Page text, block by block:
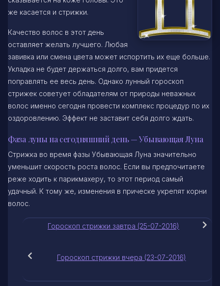
же касается и стрижки.
Качество волос в этот день
оставляет желать лучшего. Любая
завивка или смена цвета может испортить их еще больше.
Укладка не будет держаться долго, вам придется
поправлять ее весь день. Однако лунный гороскоп
стрижек советует обладателям от природы неважных
волос именно сегодня провести комплекс процедур по их
оздоровлению. Эффект не заставит себя долго ждать.
Фаза луны на сегодняшний день — Убывающая Луна
Стрижка во время фазы Убывающая Луна значительно
уменьшит скорость роста волос. Если вы предпочитаете
реже ходить к парикмахеру, то этот период самый
удачный. К тому же, изменения в прическе укрепят корни
волос.
Гороскоп стрижки завтра (25-07-2016)
Гороскоп стрижки вчера (23-07-2016)